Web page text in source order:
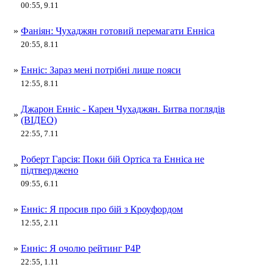
00:55, 9.11
» Фаніян: Чухаджян готовий перемагати Енніса
20:55, 8.11
» Енніс: Зараз мені потрібні лише пояси
12:55, 8.11
»
Джарон Енніс - Карен Чухаджян. Битва поглядів
(ВІДЕО)
22:55, 7.11
»
Роберт Гарсія: Поки бій Ортіса та Енніса не
підтверджено
09:55, 6.11
» Енніс: Я просив про бій з Кроуфордом
12:55, 2.11
» Енніс: Я очолю рейтинг P4P
22:55, 1.11